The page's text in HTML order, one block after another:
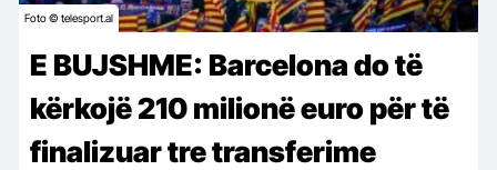
Foto © telesport.al
E BUJSHME: Barcelona do të
kërkojë 210 milionë euro për të
finalizuar tre transferime